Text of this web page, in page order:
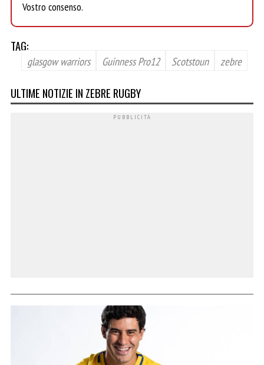
Vostro consenso.
TAG:
glasgow warriors Guinness Pro12 Scotstoun zebre
ULTIME NOTIZIE IN ZEBRE RUGBY